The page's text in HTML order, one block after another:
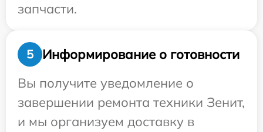
запчасти.
5
Информирование о готовности
Вы получите уведомление о
завершении ремонта техники Зенит,
и мы организуем доставку в